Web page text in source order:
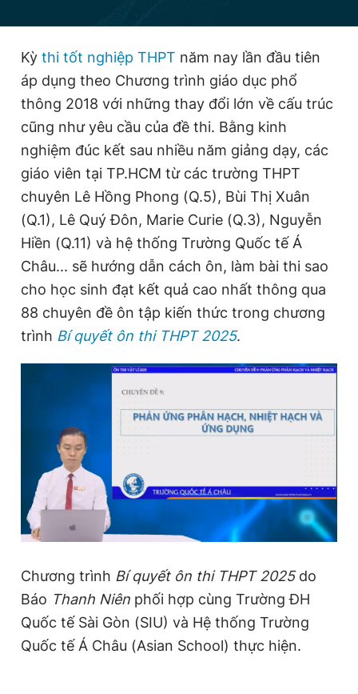
Hotline Liên hệ quảng cáo
Đặt báo Quảng cáo RSS Tòa soạn Chính sách bảo
Tổng biên tập: Nguyễn Ngọc Toàn
Phó tổng biên tập thường trực: Hải Thành
Phó tổng biên tập: Lâm Hiếu Dũng
Phó tổng biên tập: Trần Việt Hưng
Tổng thư ký tòa soạn: Đức Trung
Giấy phép xuất bản số 110/GP - BTTTT cấp ngày 24.3.2020
© 2003-2026 Bản quyền thuộc về Báo Thanh Niên. Cấm sao
chép dưới mọi hình thức nếu không có sự chấp thuận bằng văn
bản. Phát triển bởi ePi Technologies, JSC.
Kỳ thi tốt nghiệp THPT năm nay lần đầu tiên
áp dụng theo Chương trình giáo dục phổ
thông 2018 với những thay đổi lớn về cấu trúc
cũng như yêu cầu của đề thi. Bằng kinh
nghiệm đúc kết sau nhiều năm giảng dạy, các
giáo viên tại TP.HCM từ các trường THPT
chuyên Lê Hồng Phong (Q.5), Bùi Thị Xuân
(Q.1), Lê Quý Đôn, Marie Curie (Q.3), Nguyễn
Hiền (Q.11) và hệ thống Trường Quốc tế Á
Châu... sẽ hướng dẫn cách ôn, làm bài thi sao
cho học sinh đạt kết quả cao nhất thông qua
88 chuyên đề ôn tập kiến thức trong chương
trình Bí quyết ôn thi THPT 2025.
Chương trình Bí quyết ôn thi THPT 2025 do
Báo Thanh Niên phối hợp cùng Trường ĐH
Quốc tế Sài Gòn (SIU) và Hệ thống Trường
Quốc tế Á Châu (Asian School) thực hiện.